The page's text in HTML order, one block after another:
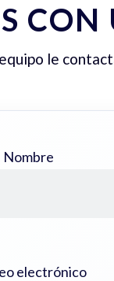
le
Nombre
electrónico